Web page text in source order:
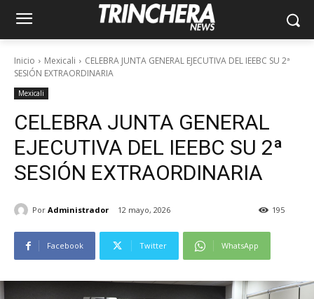
Inicio Mexicali
CELEBRA JUNTA GENERAL EJECUTIVA DEL IEEBC SU 2ª
SESIÓN EXTRAORDINARIA
Mexicali
CELEBRA JUNTA GENERAL
EJECUTIVA DEL IEEBC SU 2ª
SESIÓN EXTRAORDINARIA
Por Administrador 12 mayo, 2026 195
Facebook Twitter WhatsApp